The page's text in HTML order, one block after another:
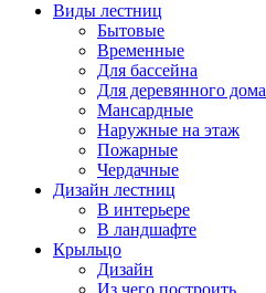
Виды лестниц
Бытовые
Временные
Для бассейна
Для деревянного дома
Мансардные
Наружные на этаж
Пожарные
Чердачные
Дизайн лестниц
В интерьере
В ландшафте
Крыльцо
Дизайн
Из чего построить